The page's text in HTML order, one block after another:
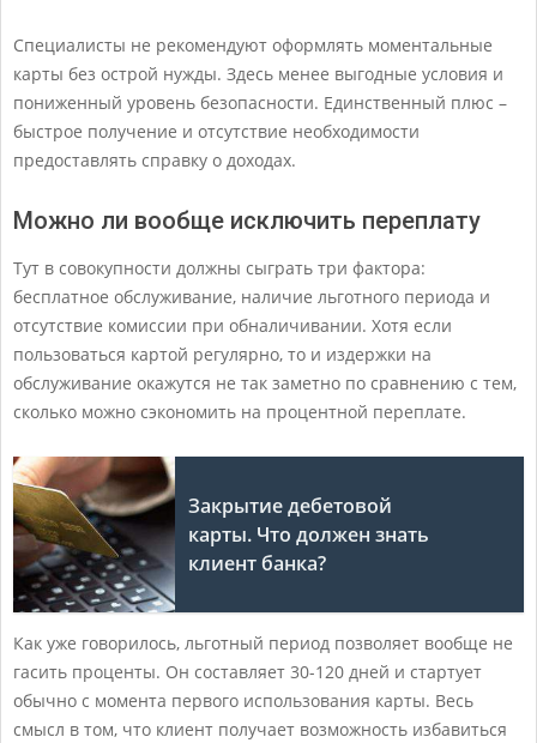
Специалисты не рекомендуют оформлять моментальные
карты без острой нужды. Здесь менее выгодные условия и
пониженный уровень безопасности. Единственный плюс –
быстрое получение и отсутствие необходимости
предоставлять справку о доходах.
Можно ли вообще исключить переплату
Тут в совокупности должны сыграть три фактора:
бесплатное обслуживание, наличие льготного периода и
отсутствие комиссии при обналичивании. Хотя если
пользоваться картой регулярно, то и издержки на
обслуживание окажутся не так заметно по сравнению с тем,
сколько можно сэкономить на процентной переплате.
Закрытие дебетовой
карты. Что должен знать
клиент банка?
Как уже говорилось, льготный период позволяет вообще не
гасить проценты. Он составляет 30-120 дней и стартует
обычно с момента первого использования карты. Весь
смысл в том, что клиент получает возможность избавиться